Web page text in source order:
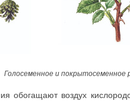
Голосеменное и покрытосеменное
обогащают воздух